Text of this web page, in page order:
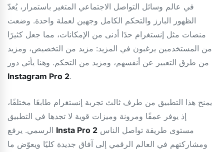
في عالم وسائل التواصل الاجتماعي المتغير باستمرار، يُعدّ
الظهور البارز والتحكم الكامل وجهين لعملة واحدة. وضعت
منصات مثل إنستغرام حدًا أدنى من الإمكانات، مما جعل كثيرًا
من المستخدمين يرغبون في المزيد: مزيد من التخصيص، ومزيد
من طرق التعبير عن أنفسهم، ومزيد من التحكم. وهنا يأتي دور
Instagram Pro 2.
يمنح هذا التطبيق من طرف ثالث تجربة إنستغرام طابعًا مختلفًا،
إذ يوفر عمقًا ومرونة وميزات قوية لا تجدها في التطبيق
Insta Pro 2
ومشاركتهم في العالم الرقمي إلى آفاق جديدة كليًا ويعوّض ما